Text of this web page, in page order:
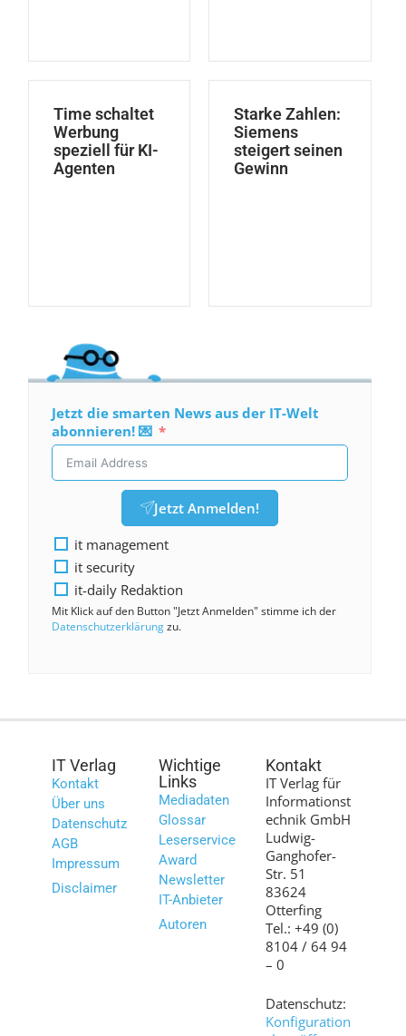
Time schaltet
Werbung
speziell für KI-
Agenten
Starke Zahlen:
Siemens
steigert seinen
Gewinn
Jetzt die smarten News aus der IT-Welt
abonnieren! 💌
Jetzt Anmelden!
it management
it security
it-daily Redaktion
Mit Klick auf den Button "Jetzt Anmelden" stimme ich der
Datenschutzerklärungzu.
IT Verlag
Kontakt
Über uns
Datenschutz
AGB
Impressum
Disclaimer
Wichtige
Links
Mediadaten
Glossar
Leserservice
Award
Newsletter
IT-Anbieter
Autoren
Kontakt
IT Verlag für
Informationst
echnik GmbH
Ludwig-
Ganghofer-
Str. 51
83624
Otterfing
Tel.: +49 (0)
8104 / 64 94
– 0
Datenschutz:
Konfiguration